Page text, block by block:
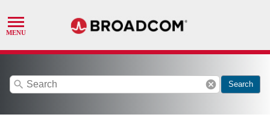
search cancel Search